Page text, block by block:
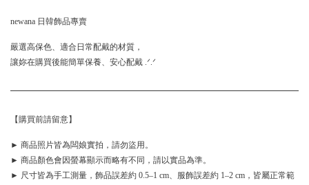
newana 日韓飾品專賣
嚴選高保色、適合日常配戴的材質，
讓妳在購買後能簡單保養、安心配戴 .ᐟ.ᐟ
【購買前請留意】
► 商品照片皆為闆娘實拍，請勿盜用。
► 商品顏色會因螢幕顯示而略有不同，請以實品為準。
► 尺寸皆為手工測量，飾品誤差約 0.5–1 cm、服飾誤差約 1–2 cm，皆屬正常範